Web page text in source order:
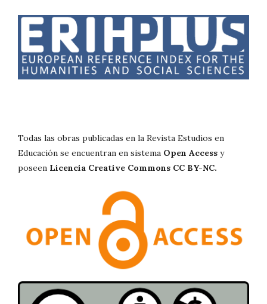
Todas las obras publicadas en la Revista Estudios en
Educación se encuentran en sistema Open Access y
poseen Licencia Creative Commons CC BY-NC.